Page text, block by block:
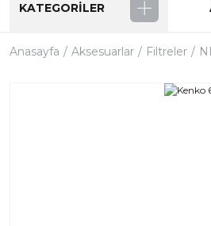
KATEGORİLER
Anasayfa Aksesuarlar Filtreler